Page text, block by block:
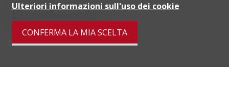
Posizione
Ulteriori informazioni sull'uso dei cookie
CONFERMA LA MIA SCELTA